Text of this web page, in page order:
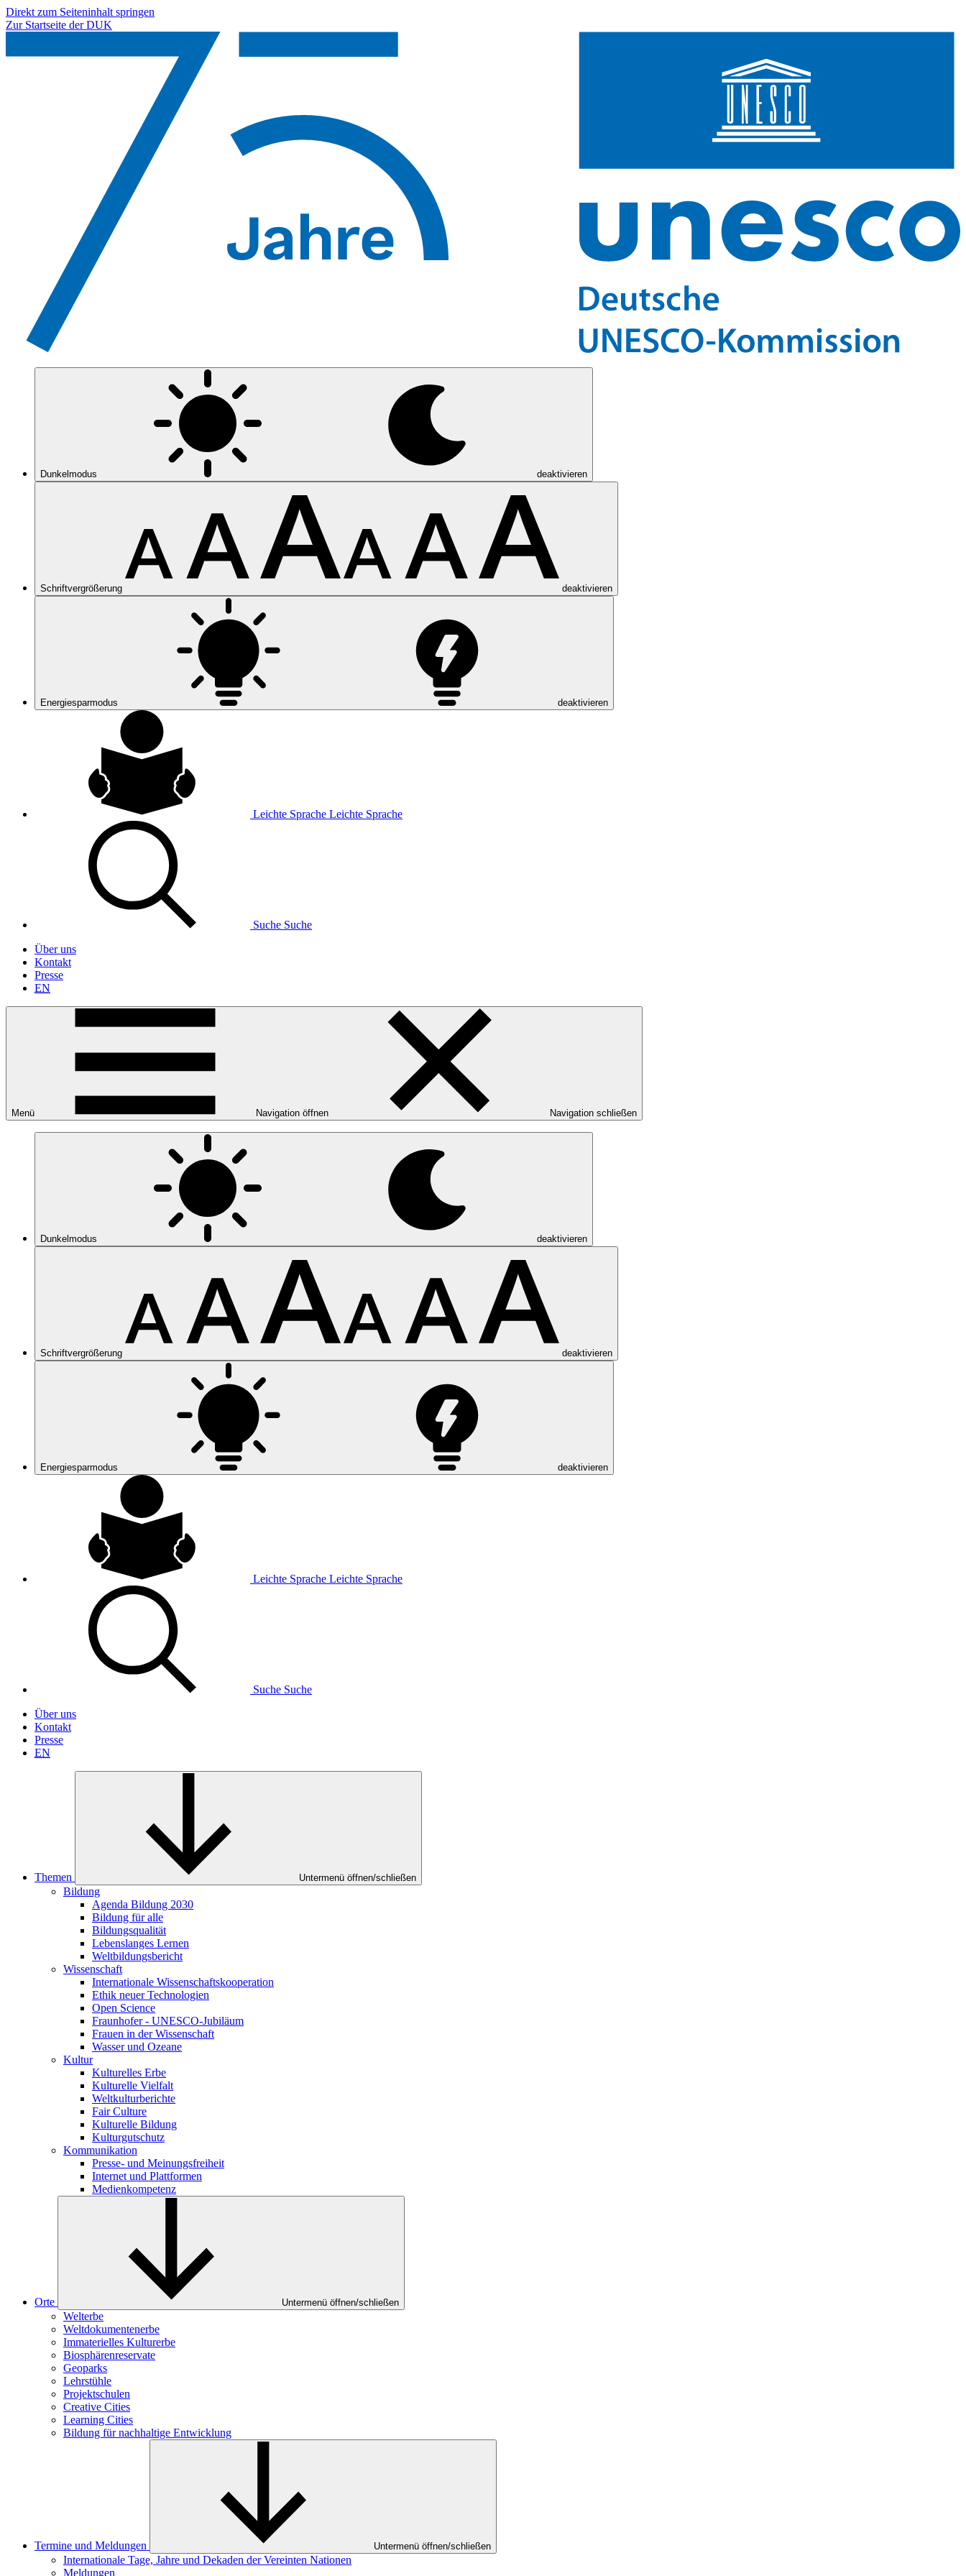
Direkt zum Seiteninhalt springen
Zur Startseite der DUK
Dunkelmodus deaktivieren
Schriftvergrößerung deaktivieren
Energiesparmodus deaktivieren
Leichte Sprache Leichte Sprache
Suche Suche
Über uns
Kontakt
Presse
EN
Menü Navigation öffnen Navigation schließen
Dunkelmodus deaktivieren
Schriftvergrößerung deaktivieren
Energiesparmodus deaktivieren
Leichte Sprache Leichte Sprache
Suche Suche
Über uns
Kontakt
Presse
EN
Themen Untermenü öffnen/schließen
Bildung
Agenda Bildung 2030
Bildung für alle
Bildungsqualität
Lebenslanges Lernen
Weltbildungsbericht
Wissenschaft
Internationale Wissenschaftskooperation
Ethik neuer Technologien
Open Science
Fraunhofer - UNESCO-Jubiläum
Frauen in der Wissenschaft
Wasser und Ozeane
Kultur
Kulturelles Erbe
Kulturelle Vielfalt
Weltkulturberichte
Fair Culture
Kulturelle Bildung
Kulturgutschutz
Kommunikation
Presse- und Meinungsfreiheit
Internet und Plattformen
Medienkompetenz
Orte Untermenü öffnen/schließen
Welterbe
Weltdokumentenerbe
Immaterielles Kulturerbe
Biosphärenreservate
Geoparks
Lehrstühle
Projektschulen
Creative Cities
Learning Cities
Bildung für nachhaltige Entwicklung
Termine und Meldungen Untermenü öffnen/schließen
Internationale Tage, Jahre und Dekaden der Vereinten Nationen
Meldungen